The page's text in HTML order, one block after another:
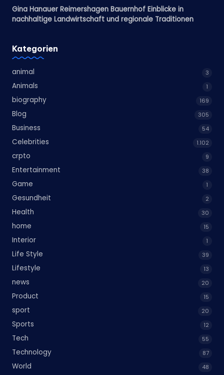
Gina Hanauer Reimershagen Bauernhof Einblicke in
nachhaltige Landwirtschaft und regionale Traditionen
Kategorien
animal 3
Animals 1
biography 169
Blog 305
Business 54
Celebrities 1.102
crpto 9
Entertainment 38
Game 1
Gesundheit 2
Health 30
home 15
Interior 1
Life Style 39
Lifestyle 13
news 20
Product 15
sport 20
Sports 12
Tech 55
Technology 87
World 48